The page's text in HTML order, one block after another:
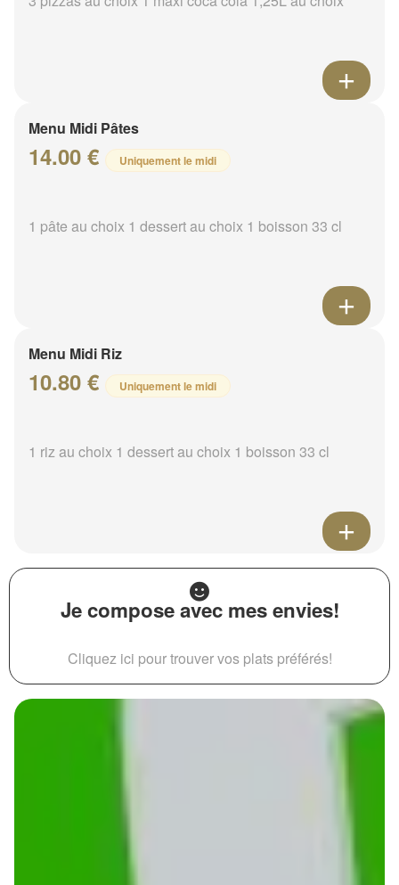
Menu Midi Pâtes
14.00 € Uniquement le midi
1 pâte au choix 1 dessert au choix 1 boisson 33 cl
Menu Midi Riz
10.80 € Uniquement le midi
1 riz au choix 1 dessert au choix 1 boisson 33 cl
Je compose avec mes envies!
Cliquez ici pour trouver vos plats préférés!